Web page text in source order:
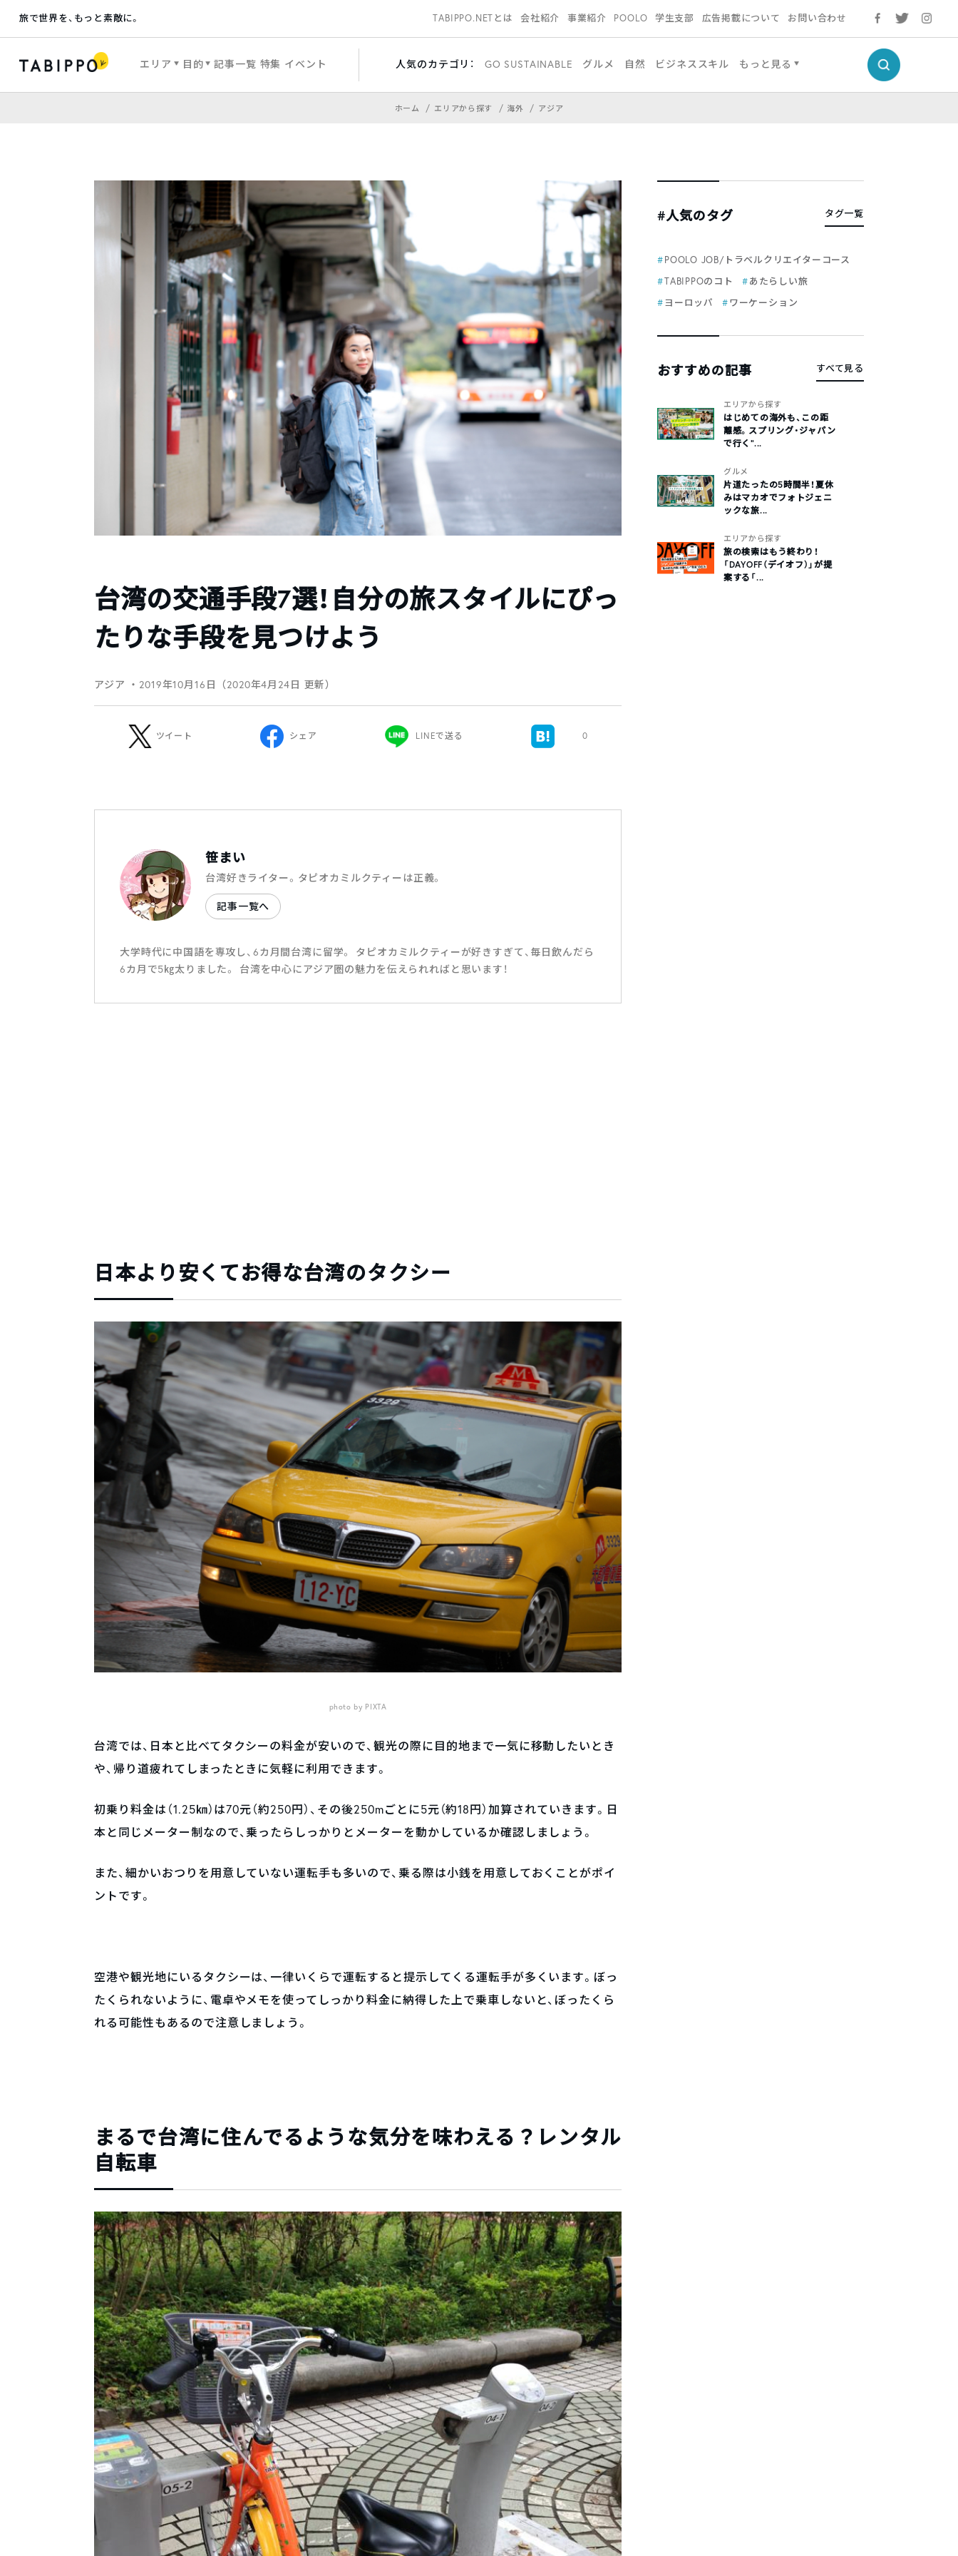
旅で世界を、もっと素敵に。 TABIPPO.NETとは 会社紹介 事業紹介 POOLO 学生支部 広告掲載について お問い合わせ
エリア 目的 記事一覧 特集 イベント 人気のカテゴリ： GO SUSTAINABLE グルメ 自然 ビジネススキル もっと見る
ホーム エリアから探す 海外 アジア
台湾の交通手段7選！自分の旅スタイルにぴっ
たりな手段を見つけよう
アジア ・2019年10月16日（2020年4月24日 更新）
ツイート シェア LINEで送る 0
笹まい
台湾好きライター。タピオカミルクティーは正義。
記事一覧へ
大学時代に中国語を専攻し、6カ月間台湾に留学。 タピオカミルクティーが好きすぎて、毎日飲んだら
6カ月で5㎏太りました。 台湾を中心にアジア圏の魅力を伝えられればと思います！
日本より安くてお得な台湾のタクシー
photo by PIXTA
台湾では、日本と比べてタクシーの料金が安いので、観光の際に目的地まで一気に移動したいとき
や、帰り道疲れてしまったときに気軽に利用できます。
初乗り料金は（1.25㎞）は70元（約250円）、その後250mごとに5元（約18円）加算されていきます。日
本と同じメーター制なので、乗ったらしっかりとメーターを動かしているか確認しましょう。
また、細かいおつりを用意していない運転手も多いので、乗る際は小銭を用意しておくことがポイ
ントです。
空港や観光地にいるタクシーは、一律いくらで運転すると提示してくる運転手が多くいます。ぼっ
たくられないように、電卓やメモを使ってしっかり料金に納得した上で乗車しないと、ぼったくら
れる可能性もあるので注意しましょう。
まるで台湾に住んでるような気分を味わえる？レンタル
自転車
#人気のタグ タグ一覧
POOLO JOB/トラベルクリエイターコース
TABIPPOのコト
あたらしい旅
ヨーロッパ
ワーケーション
おすすめの記事 すべて見る
エリアから探す
はじめての海外も、この距
離感。スプリング・ジャパン
で行く“...
グルメ
片道たったの5時間半！夏休
みはマカオでフォトジェニ
ックな旅...
エリアから探す
旅の検索はもう終わり！
「DAYOFF（デイオフ）」が提
案する「...